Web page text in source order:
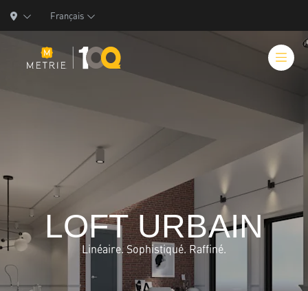
Français
Solutions de produits
Fabrication
Ressources
Qui nous sommes
LOFT URBAIN
Linéaire. Sophistiqué. Raffiné.